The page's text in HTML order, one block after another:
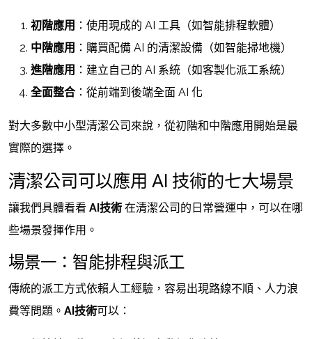
初階應用 ：使用現成的 AI 工具（如智能排程軟體）
中階應用 ：購買配備 AI 的清潔設備（如智能掃地機）
進階應用 ：建立自己的 AI 系統（如客製化派工系統）
全面整合 ：從前端到後端全面 AI 化
對大多數中小型清潔公司來說，從初階和中階應用開始是最
實際的選擇。
清潔公司可以應用 AI 技術的七大場景
讓我們具體看看 AI技術 在清潔公司的日常營運中，可以在哪
些場景發揮作用。
場景一：智能排程與派工
傳統的派工方式依賴人工經驗，容易出現路線不順、人力浪
費等問題。 AI技術可以：